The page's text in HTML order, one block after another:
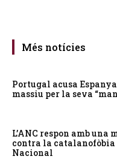
Més notícies
Portugal acusa
massiu per la seva
L’ANC respon amb
contra la catalanofòbia
Nacional